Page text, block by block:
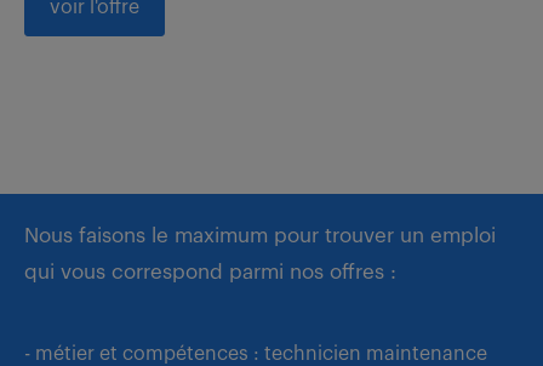
voir l'offre
Nous faisons le maximum pour trouver un emploi
qui vous correspond parmi nos offres :
- métier et compétences : technicien maintenance